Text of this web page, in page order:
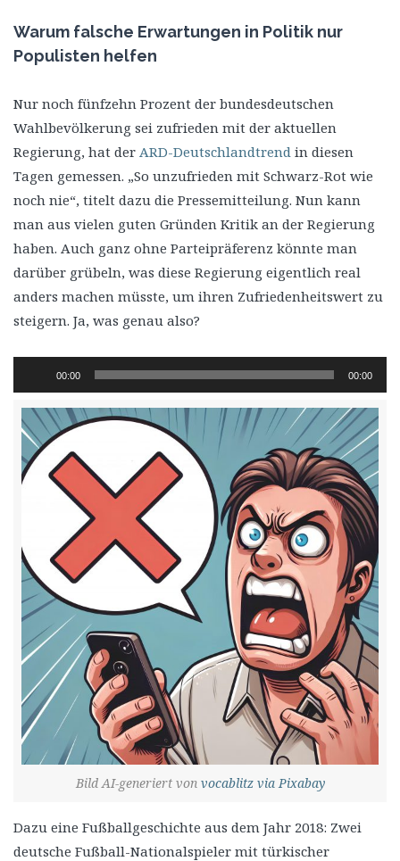
Warum falsche Erwartungen in Politik nur
Populisten helfen
Nur noch fünfzehn Prozent der bundesdeutschen
Wahlbevölkerung sei zufrieden mit der aktuellen
Regierung, hat der ARD-Deutschlandtrend in diesen
Tagen gemessen. „So unzufrieden mit Schwarz-Rot wie
noch nie“, titelt dazu die Pressemitteilung. Nun kann
man aus vielen guten Gründen Kritik an der Regierung
haben. Auch ganz ohne Parteipräferenz könnte man
darüber grübeln, was diese Regierung eigentlich real
anders machen müsste, um ihren Zufriedenheitswert zu
steigern. Ja, was genau also?
Player
00:00 00:00
Bild AI-generiert von vocablitz via Pixabay
Dazu eine Fußballgeschichte aus dem Jahr 2018: Zwei
deutsche Fußball-Nationalspieler mit türkischer